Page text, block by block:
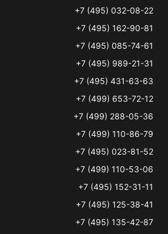
+7 (495) 032-08-22
+7 (495) 162-90-81
+7 (495) 085-74-61
+7 (495) 989-21-31
+7 (495) 431-63-63
+7 (499) 653-72-12
+7 (499) 288-05-36
+7 (499) 110-86-79
+7 (495) 023-81-52
+7 (499) 110-53-06
+7 (495) 152-31-11
+7 (495) 125-38-41
+7 (495) 135-42-87